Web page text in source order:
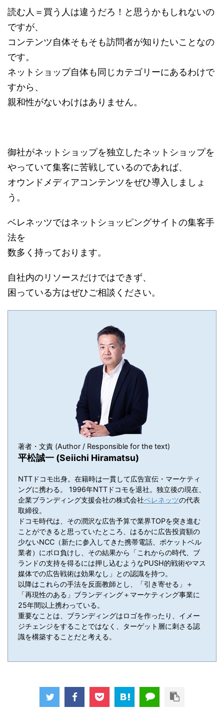
読む人＝買う人は違うだろ！と思うかもしれないの
ですが、
コンテンツ自体そもそも訪問者が知りたいことなの
です。
ネットショップ自体も同じカテゴリーにあるわけで
すから、
親和性がないわけはありません。
御社がネットショップを独立したネットショップを
やっていて集客に苦戦しているのであれば、
オウンドメディアコンテンツをぜひ導入しましょ
う。
ベレネッツではネットショッピングサイトの集客手
法を
数多く持っております。
自社内のリソースだけではできず、
困っている方はぜひご相談ください。
著者・文責 (Author / Responsible for the text)
平松誠一 (Seiichi Hiramatsu)
NTTドコモ出身。在籍時は一貫して広告宣伝・マーケティ
ングに携わる。 1996年NTTドコモを退社。独立後の現在、
企業ブランディング支援会社の株式会社ベレネッツの代表
取締役。
ドコモ時代は、その潤沢な広告予算で業界TOPを突き進む
ことができると思っていたところ、はるかに広告投資額の
少ないNCC（新たに参入してきた携帯電話、ポケットベル
業者）にボロ負けし、その結果から「これからの時代、ブ
ランドの支持を得るには押し込むようなPUSH的戦術やマス
媒体での広告戦術は効果なし」との認識を持つ。
以降はこれらの手法を反面教師とし、「引き寄せる」＋
「再現性のある」ブランディング＋マーケティング事業に
25年間以上携わっている。
重要なことは、ブランディングはロゴを作ったり、イメー
ジチェンジをすることではなく、ターゲット層に刺さる認
識を構築することだと考える。